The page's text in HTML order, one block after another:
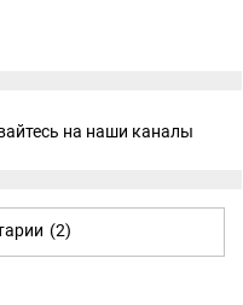
на наши каналы
(2)